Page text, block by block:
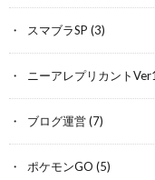
スマブラSP (3)
ニーアレプリカント
ブログ運営(7)
ポケモンGO (5)